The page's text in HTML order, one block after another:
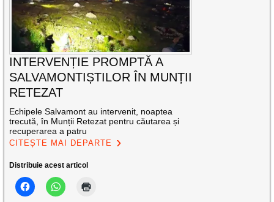
INTERVENȚIE PROMPTĂ A
SALVAMONTIȘTILOR ÎN MUNȚII
RETEZAT
Echipele Salvamont au intervenit, noaptea
trecută, în Munții Retezat pentru căutarea și
recuperarea a patru
CITEȘTE MAI DEPARTE
Distribuie acest articol